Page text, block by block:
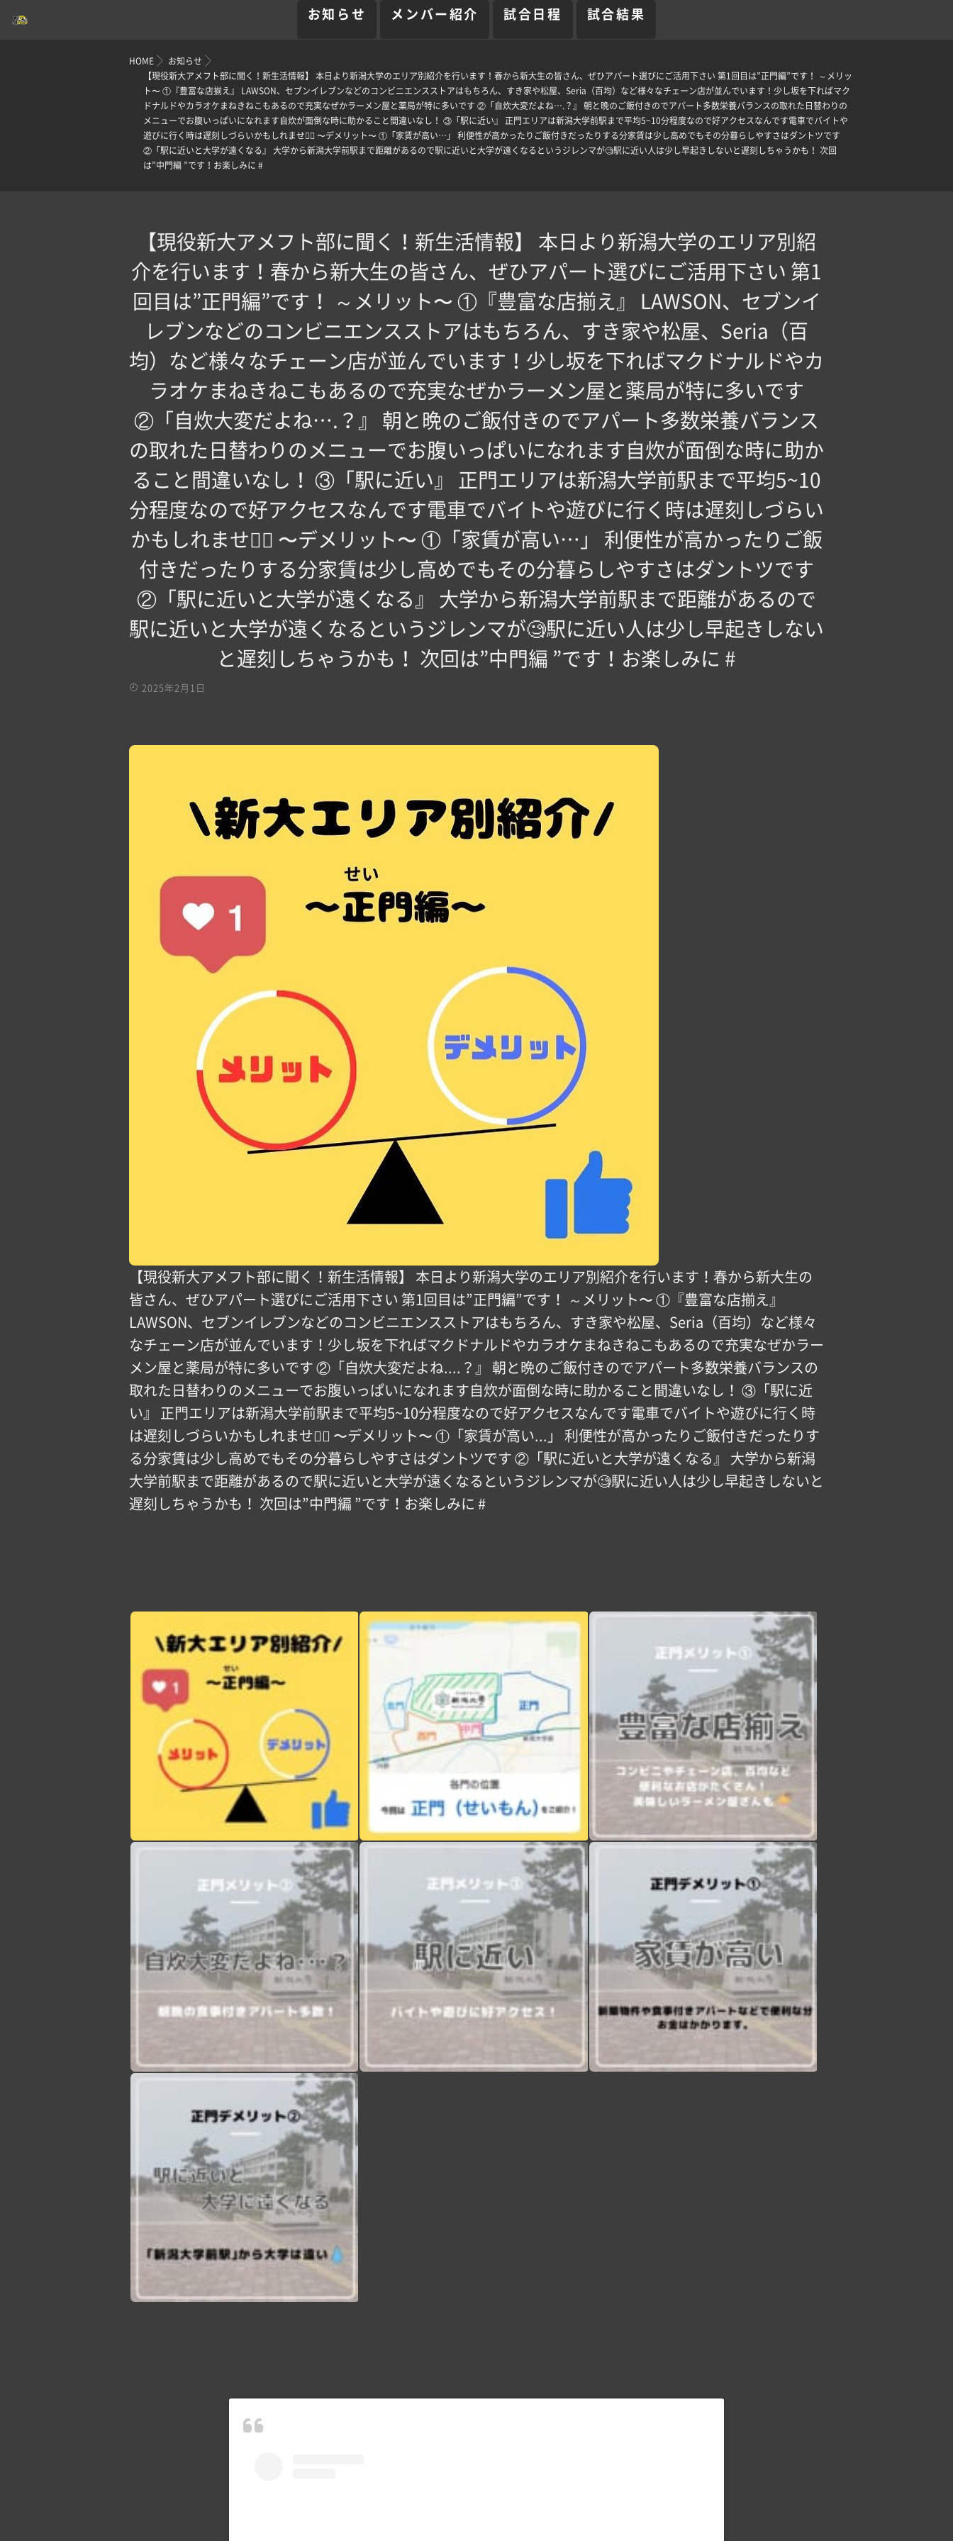
お知らせ メンバー紹介 試合日程 試合結果
HOME
お知らせ
【現役新大アメフト部に聞く！新生活情報】 本日より新潟大学のエリア別紹介を行います！春から新大生の皆さん、ぜひアパート選びにご活用下さい️ 第1回目は”正門編”です！ ～メリッ
ト〜 ①『豊富な店揃え』 LAWSON、セブンイレブンなどのコンビニエンスストアはもちろん、すき家や松屋、Seria（百均）など様々なチェーン店が並んでいます！少し坂を下ればマク
ドナルドやカラオケまねきねこもあるので充実なぜかラーメン屋と薬局が特に多いです ②「自炊大変だよね….？』 朝と晩のご飯付きのでアパート多数栄養バランスの取れた日替わりの
メニューでお腹いっぱいになれます自炊が面倒な時に助かること間違いなし！ ③「駅に近い』 正門エリアは新潟大学前駅まで平均5~10分程度なので好アクセスなんです電車でバイトや
遊びに行く時は遅刻しづらいかもしれません🏻 〜デメリット〜 ①「家賃が高い…」 利便性が高かったりご飯付きだったりする分家賃は少し高めでもその分暮らしやすさはダントツです
②「駅に近いと大学が遠くなる』 大学から新潟大学前駅まで距離があるので駅に近いと大学が遠くなるというジレンマが🧐駅に近い人は少し早起きしないと遅刻しちゃうかも！ 次回
は”中門編 ”です！お楽しみに️ #
【現役新大アメフト部に聞く！新生活情報】 本日より新潟大学のエリア別紹
介を行います！春から新大生の皆さん、ぜひアパート選びにご活用下さい️ 第1
回目は”正門編”です！ ～メリット〜 ①『豊富な店揃え』 LAWSON、セブンイ
レブンなどのコンビニエンスストアはもちろん、すき家や松屋、Seria（百
均）など様々なチェーン店が並んでいます！少し坂を下ればマクドナルドやカ
ラオケまねきねこもあるので充実なぜかラーメン屋と薬局が特に多いです
②「自炊大変だよね….？』 朝と晩のご飯付きのでアパート多数栄養バランス
の取れた日替わりのメニューでお腹いっぱいになれます自炊が面倒な時に助か
ること間違いなし！ ③「駅に近い』 正門エリアは新潟大学前駅まで平均5~10
分程度なので好アクセスなんです電車でバイトや遊びに行く時は遅刻しづらい
かもしれません🏻 〜デメリット〜 ①「家賃が高い…」 利便性が高かったりご飯
付きだったりする分家賃は少し高めでもその分暮らしやすさはダントツです
②「駅に近いと大学が遠くなる』 大学から新潟大学前駅まで距離があるので
駅に近いと大学が遠くなるというジレンマが🧐駅に近い人は少し早起きしない
と遅刻しちゃうかも！ 次回は”中門編 ”です！お楽しみに️ #
2025年2月1日
【現役新大アメフト部に聞く！新生活情報】 本日より新潟大学のエリア別紹介を行います！春から新大生の
皆さん、ぜひアパート選びにご活用下さい️ 第1回目は”正門編”です！ ～メリット〜 ①『豊富な店揃え』
LAWSON、セブンイレブンなどのコンビニエンスストアはもちろん、すき家や松屋、Seria（百均）など様々
なチェーン店が並んでいます！少し坂を下ればマクドナルドやカラオケまねきねこもあるので充実なぜかラー
メン屋と薬局が特に多いです ②「自炊大変だよね....？』 朝と晩のご飯付きのでアパート多数栄養バランスの
取れた日替わりのメニューでお腹いっぱいになれます自炊が面倒な時に助かること間違いなし！ ③「駅に近
い』 正門エリアは新潟大学前駅まで平均5~10分程度なので好アクセスなんです電車でバイトや遊びに行く時
は遅刻しづらいかもしれません🏻 〜デメリット〜 ①「家賃が高い...」 利便性が高かったりご飯付きだったりす
る分家賃は少し高めでもその分暮らしやすさはダントツです ②「駅に近いと大学が遠くなる』 大学から新潟
大学前駅まで距離があるので駅に近いと大学が遠くなるというジレンマが🧐駅に近い人は少し早起きしないと
遅刻しちゃうかも！ 次回は”中門編 ”です！お楽しみに️ #
【現役新大アメフト部に聞く！新生活情報】 本日より新潟大学のエリア別紹介を行います！春から新大生の皆さん、ぜひアパート選びにご活用下さい️ 第1回目は”正門編”です！ ～メリット〜 ①『豊富な店揃え』 LAWSON、セブンイレブンなどのコンビニエンスストアはもちろん、すき家や松屋、Seria（百均）など様々なチェーン店が並んでいます！少し坂を下ればマクドナルドやカラオケまねきねこもあるので充実なぜかラーメン屋と薬局が特に多いです ②「自炊大変だよね….？』 朝と晩のご飯付きのでアパート多数栄養バランスの取れた日替わりのメニューでお腹いっぱいになれます自炊が面倒な時に助かること間違いなし！ ③「駅に近い』 正門エリアは新潟大学前駅まで平均5~10分程度なので好アクセスなんです電車でバイトや遊びに行く時は遅刻しづらいかもしれません🏻 〜デメリット〜 ①「家賃が高い…」 利便性が高かったりご飯付きだったりする分家賃は少し高めでもその分暮らしやすさはダントツです ②「駅に近いと大学が遠くなる』 大学から新潟大学前駅まで距離があるので駅に近いと大学が遠くなるというジレンマが🧐駅に近い人は少し早起きしないと遅刻しちゃうかも！ 次回は”中門編 ”です！お楽しみに️ #